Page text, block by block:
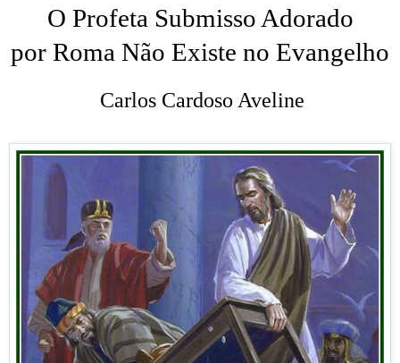
O Profeta Submisso Adorado
por Roma Não Existe no Evangelho
Carlos Cardoso Aveline